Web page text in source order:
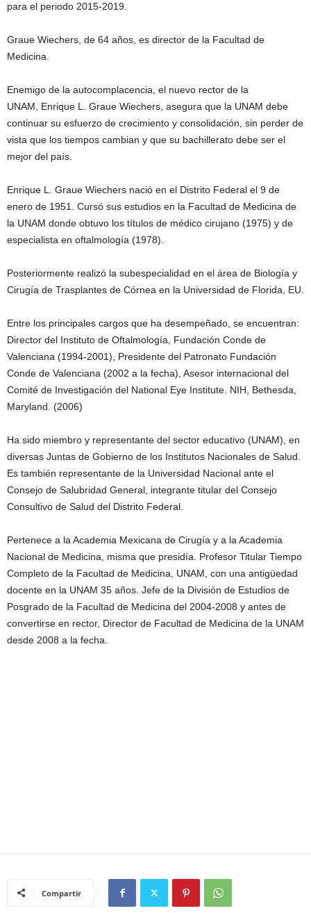
para el periodo 2015-2019.
Graue Wiechers, de 64 años, es director de la Facultad de
Medicina.
Enemigo de la autocomplacencia, el nuevo rector de la
UNAM, Enrique L. Graue Wiechers, asegura que la UNAM debe
continuar su esfuerzo de crecimiento y consolidación, sin perder de
vista que los tiempos cambian y que su bachillerato debe ser el
mejor del país.
Enrique L. Graue Wiechers nació en el Distrito Federal el 9 de
enero de 1951. Cursó sus estudios en la Facultad de Medicina de
la UNAM donde obtuvo los títulos de médico cirujano (1975) y de
especialista en oftalmología (1978).
Posteriormente realizó la subespecialidad en el área de Biología y
Cirugía de Trasplantes de Córnea en la Universidad de Florida, EU.
Entre los principales cargos que ha desempeñado, se encuentran:
Director del Instituto de Oftalmología, Fundación Conde de
Valenciana (1994-2001), Presidente del Patronato Fundación
Conde de Valenciana (2002 a la fecha), Asesor internacional del
Comité de Investigación del National Eye Institute. NIH, Bethesda,
Maryland. (2006)
Ha sido miembro y representante del sector educativo (UNAM), en
diversas Juntas de Gobierno de los Institutos Nacionales de Salud.
Es también representante de la Universidad Nacional ante el
Consejo de Salubridad General, integrante titular del Consejo
Consultivo de Salud del Distrito Federal.
Pertenece a la Academia Mexicana de Cirugía y a la Academia
Nacional de Medicina, misma que presidía. Profesor Titular Tiempo
Completo de la Facultad de Medicina, UNAM, con una antigüedad
docente en la UNAM 35 años. Jefe de la División de Estudios de
Posgrado de la Facultad de Medicina del 2004-2008 y antes de
convertirse en rector, Director de Facultad de Medicina de la UNAM
desde 2008 a la fecha.
Compartir